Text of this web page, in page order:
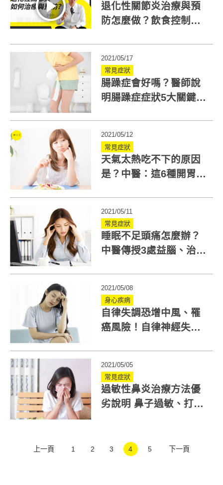
退化性關節炎治療與預
防怎麼做？飲食控制與
2021/05/17
常見症狀
腸躁症會好嗎？醫師說
明腸躁症症狀5大關鍵及
2021/05/12
常見症狀
天氣太熱吃不下的原因
是？中醫：這6種開胃食
2021/05/11
常見症狀
睡眠不足頭痛怎麼辦？
中醫傳授3處益腦、治頭
2021/05/08
身心疾病
自律失調恐增中風、罹
癌風險！自律神經失調
2021/05/05
常見症狀
過敏性鼻炎治療方法優
劣說明 鼻子過敏、打噴
上一頁 1 2 3 4 5 下一頁